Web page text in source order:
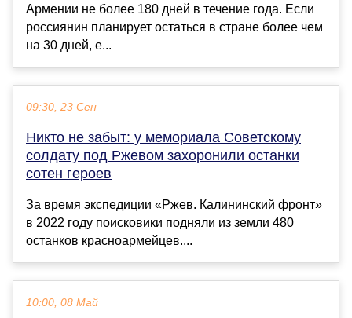
Армении не более 180 дней в течение года. Если
россиянин планирует остаться в стране более чем
на 30 дней, е...
09:30, 23 Сен
Никто не забыт: у мемориала Советскому
солдату под Ржевом захоронили останки
сотен героев
За время экспедиции «Ржев. Калининский фронт»
в 2022 году поисковики подняли из земли 480
останков красноармейцев....
10:00, 08 Май